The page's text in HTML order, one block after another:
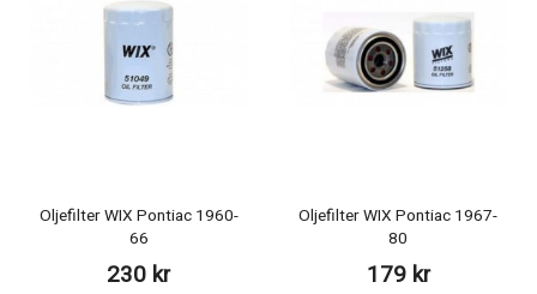
Oljefilter WIX Pontiac 1960-
66
230 kr
Oljefilter WIX Pontiac 1967-
80
179 kr